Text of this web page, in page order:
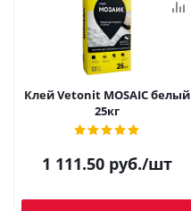
Клей Vetonit MOSAIC белый
25кг
1 111.50 руб./шт